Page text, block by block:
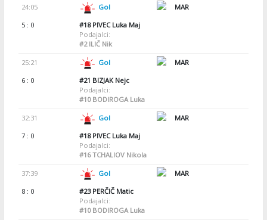
24:05 Gol
MAR
5 : 0
#18PIVEC Luka Maj
Podajalci:
#2ILIČ Nik
25:21 Gol
MAR
6 : 0
#21 BIZJAK Nejc
Podajalci:
#10BODIROGA Luka
32:31 Gol
MAR
7 : 0
#18PIVEC Luka Maj
Podajalci:
#16TCHALIOV Nikola
37:39 Gol
MAR
8 : 0
#23PERČIČ Matic
Podajalci:
#10BODIROGA Luka